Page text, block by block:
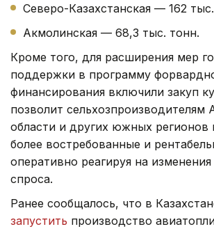
Северо-Казахстанская — 162
Акмолинская — 68,3 тыс. тонн.
Кроме того, для расширения мер
поддержки в программу
финансирования включили закуп
позволит сельхозпроизводителям
области и других южных регионов
более востребованные и
оперативно реагируя на
спроса.
Ранее сообщалось, что в
запустить производство